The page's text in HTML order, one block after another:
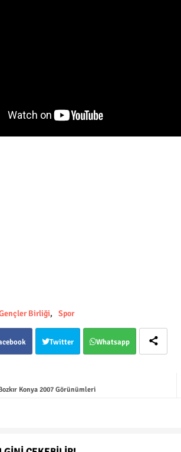
Birliği Spor
Twitter Whatsapp
Konya 2007 Görünümleri